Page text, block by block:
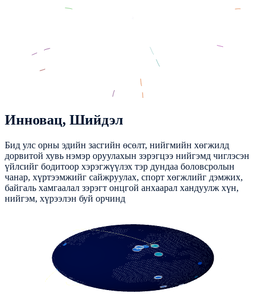
Инновац, Шийдэл
Бид улс орны эдийн засгийн өсөлт, нийгмийн хөгжилд
дорвитой хувь нэмэр оруулахын зэрэгцээ нийгэмд чиглэсэн
үйлсийг бодитоор хэрэгжүүлэх тэр дундаа боловсролын
чанар, хүртээмжийг сайжруулах, спорт хөгжлийг дэмжих,
байгаль хамгаалал зэрэгт онцгой анхаарал хандуулж хүн,
нийгэм, хүрээлэн буй орчинд